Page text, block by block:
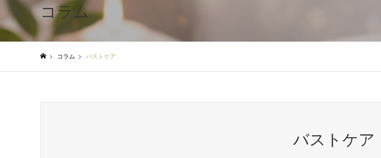
コラム
コラム バストケア
バストケア